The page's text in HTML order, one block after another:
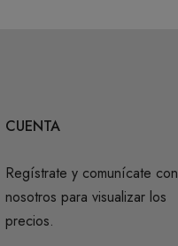
CUENTA
Regístrate y comunícate con
nosotros para visualizar los
precios.